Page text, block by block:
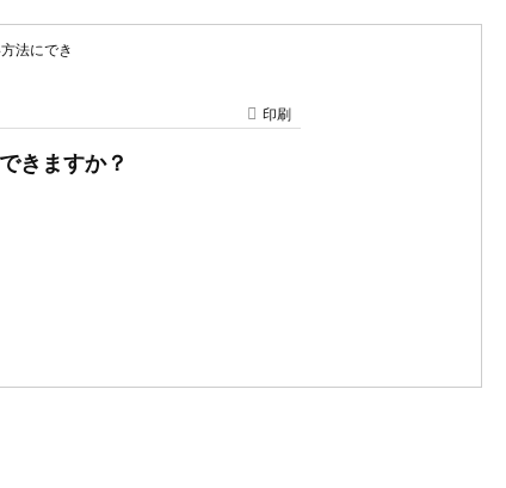
法にでき
印刷
きますか？